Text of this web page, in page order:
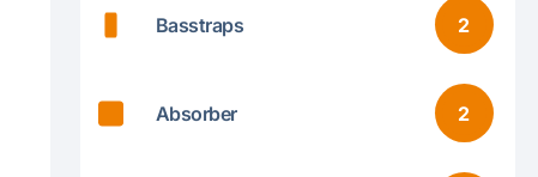
Basstraps 2
Absorber 2